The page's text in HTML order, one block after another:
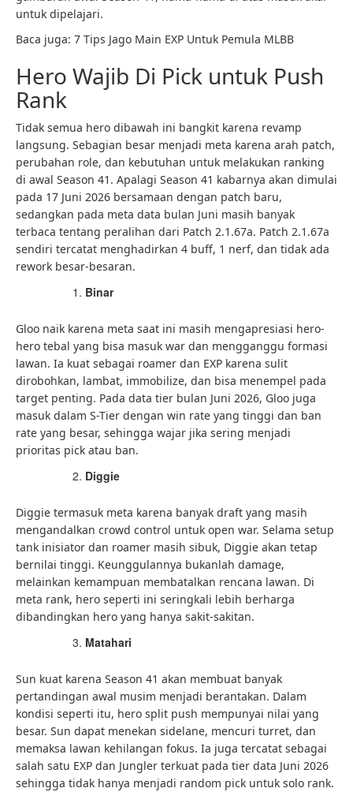
untuk dipelajari.
Baca juga: 7 Tips Jago Main EXP Untuk Pemula MLBB
Hero Wajib Di Pick untuk Push
Rank
Tidak semua hero dibawah ini bangkit karena revamp
langsung. Sebagian besar menjadi meta karena arah patch,
perubahan role, dan kebutuhan untuk melakukan ranking
di awal Season 41. Apalagi Season 41 kabarnya akan dimulai
pada 17 Juni 2026 bersamaan dengan patch baru,
sedangkan pada meta data bulan Juni masih banyak
terbaca tentang peralihan dari Patch 2.1.67a. Patch 2.1.67a
sendiri tercatat menghadirkan 4 buff, 1 nerf, dan tidak ada
rework besar-besaran.
Binar
Gloo naik karena meta saat ini masih mengapresiasi hero-
hero tebal yang bisa masuk war dan mengganggu formasi
lawan. Ia kuat sebagai roamer dan EXP karena sulit
dirobohkan, lambat, immobilize, dan bisa menempel pada
target penting. Pada data tier bulan Juni 2026, Gloo juga
masuk dalam S-Tier dengan win rate yang tinggi dan ban
rate yang besar, sehingga wajar jika sering menjadi
prioritas pick atau ban.
Diggie
Diggie termasuk meta karena banyak draft yang masih
mengandalkan crowd control untuk open war. Selama setup
tank inisiator dan roamer masih sibuk, Diggie akan tetap
bernilai tinggi. Keunggulannya bukanlah damage,
melainkan kemampuan membatalkan rencana lawan. Di
meta rank, hero seperti ini seringkali lebih berharga
dibandingkan hero yang hanya sakit-sakitan.
Matahari
Sun kuat karena Season 41 akan membuat banyak
pertandingan awal musim menjadi berantakan. Dalam
kondisi seperti itu, hero split push mempunyai nilai yang
besar. Sun dapat menekan sidelane, mencuri turret, dan
memaksa lawan kehilangan fokus. Ia juga tercatat sebagai
salah satu EXP dan Jungler terkuat pada tier data Juni 2026
sehingga tidak hanya menjadi random pick untuk solo rank.